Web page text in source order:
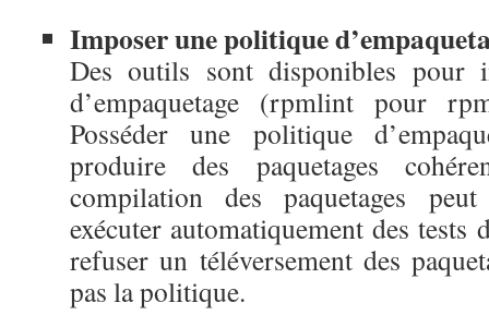
Imposer une politique
Des outils sont disponibles pour
d’empaquetage (rpmlint pour
Posséder une politique
produire des paquetages
compilation des paquetages
exécuter automatiquement des tests
refuser un téléversement des
pas la politique.